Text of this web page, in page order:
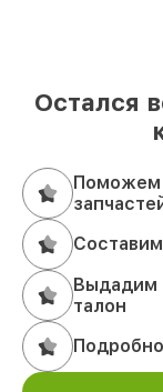
Остался
Поможем
Выдадим
талон